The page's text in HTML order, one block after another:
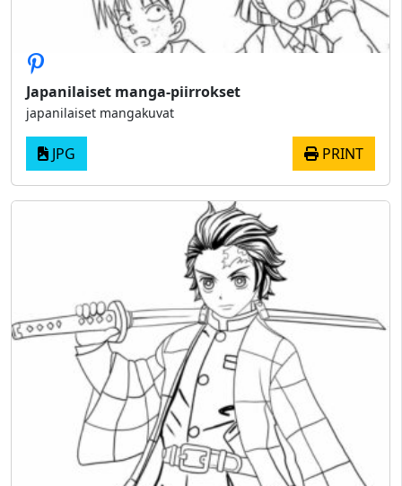
Japanilaiset manga-piirrokset
japanilaiset mangakuvat
JPG PRINT